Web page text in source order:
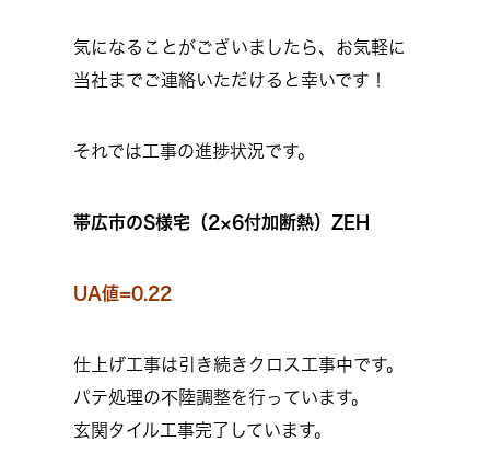
気になることがございましたら、お気軽に
当社までご連絡いただけると幸いです！
それでは工事の進捗状況です。
帯広市のS様宅（2×6付加断熱）ZEH
UA値=0.22
仕上げ工事は引き続きクロス工事中です。
パテ処理の不陸調整を行っています。
玄関タイル工事完了しています。